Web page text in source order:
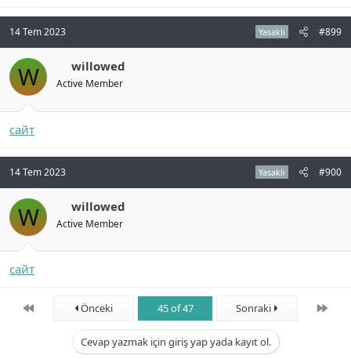
14 Tem 2023 Yasaklı #899
W willowed
Active Member
сайт
14 Tem 2023 Yasaklı #900
W willowed
Active Member
сайт
First Önceki 45 of 47 Sonraki Son
Cevap yazmak için giriş yap yada kayıt ol.